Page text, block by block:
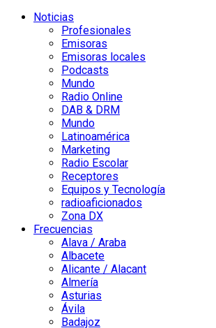
Noticias
Profesionales
Emisoras
Emisoras locales
Podcasts
Mundo
Radio Online
DAB & DRM
Mundo
Latinoamérica
Marketing
Radio Escolar
Receptores
Equipos y Tecnología
radioaficionados
Zona DX
Frecuencias
Alava / Araba
Albacete
Alicante / Alacant
Almería
Asturias
Ávila
Badajoz